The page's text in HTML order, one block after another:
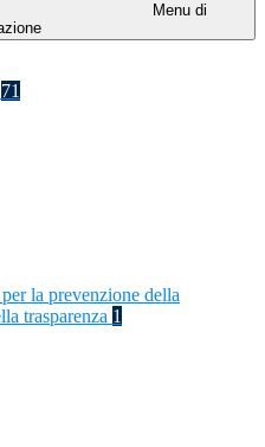
Menu di
71
la prevenzione della
trasparenza 1